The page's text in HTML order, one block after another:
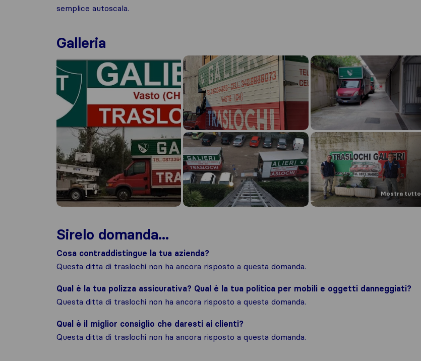
semplice autoscala.
Galleria
Mostra tutto
Sirelo domanda...
Cosa contraddistingue la tua azienda?
Questa ditta di traslochi non ha ancora risposto a questa domanda.
Qual è la tua polizza assicurativa? Qual è la tua politica per mobili e oggetti danneggiati?
Questa ditta di traslochi non ha ancora risposto a questa domanda.
Qual è il miglior consiglio che daresti ai clienti?
Questa ditta di traslochi non ha ancora risposto a questa domanda.